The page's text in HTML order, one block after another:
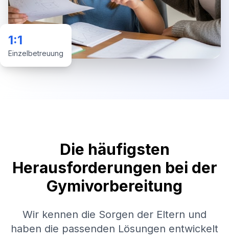
1:1
Einzelbetreuung
Die häufigsten
Herausforderungen bei der
Gymivorbereitung
Wir kennen die Sorgen der Eltern und
haben die passenden Lösungen entwickelt